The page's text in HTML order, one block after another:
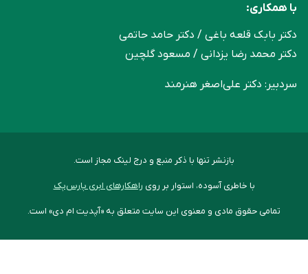
با همکاری:
دکتر بابک قلعه‌ باغی / دکتر حامد حاتمی
دکتر محمد رضا یزدانی / مسعود گلچین
سردبیر: دکتر علی‌اصغر هنرمند
بازنشر تنها با ذکر منبع و درج لینک مجاز است.
با خاطری آسوده، استوار بر روی راهکارهای ابری پارس‌پک
تمامی حقوق مادی و معنوی این سایت متعلق به «آپدیت ام دی» است.